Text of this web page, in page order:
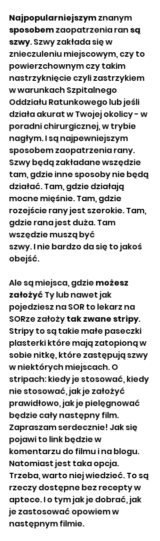
Najpopularniejszym znanym
sposobem zaopatrzenia ran są
szwy. Szwy zakłada się w
znieczuleniu miejscowym, czy to
powierzchownym czy takim
nastrzyknięcie czyli zastrzykiem
w warunkach Szpitalnego
Oddziału Ratunkowego lub jeśli
działa akurat w Twojej okolicy - w
poradni chirurgicznej, w trybie
nagłym. I są najpewniejszym
sposobem zaopatrzenia rany.
Szwy będą zakładane wszędzie
tam, gdzie inne sposoby nie będą
działać. Tam, gdzie działają
mocne mięśnie. Tam, gdzie
rozejście rany jest szerokie. Tam,
gdzie rana jest duża. Tam
wszędzie muszą być
szwy. I nie bardzo da się to jakoś
obejść.
Ale są miejsca, gdzie możesz
założyć Ty lub nawet jak
pojedziesz na SOR to lekarz na
SORze założy tak zwane stripy.
Stripy to są takie małe paseczki
plasterki które mają zatopioną w
sobie nitkę, które zastępują szwy
w niektórych miejscach. O
stripach: kiedy je stosować, kiedy
nie stosować, jak je założyć
prawidłowo, jak je pielęgnować
będzie cały następny film.
Zapraszam serdecznie! Jak się
pojawi to link będzie w
komentarzu do filmu i na blogu.
Natomiast jest taka opcja.
Trzeba, warto niej wiedzieć. To są
rzeczy dostępne bez recepty w
aptece. I o tym jak je dobrać, jak
je zastosować opowiem w
następnym filmie.